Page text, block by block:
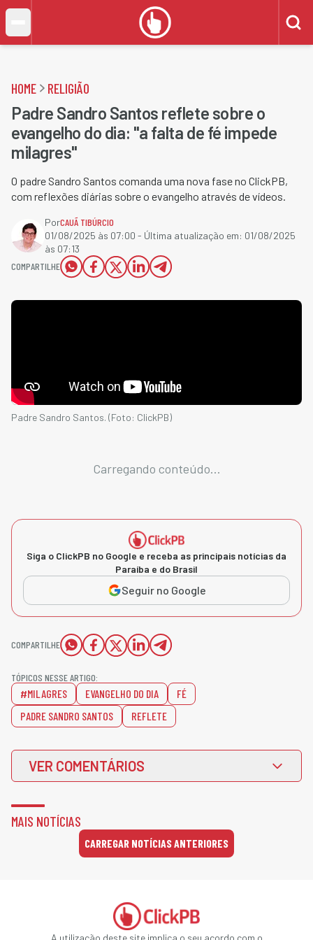
HOME RELIGIÃO
Padre Sandro Santos reflete sobre o
evangelho do dia: "a falta de fé impede
milagres"
O padre Sandro Santos comanda uma nova fase no ClickPB,
com reflexões diárias sobre o evangelho através de vídeos.
PorCAUÃ TIBÚRCIO
01/08/2025 às 07:00 - Última atualização em: 01/08/2025
às 07:13
COMPARTILHE
Padre Sandro Santos. (Foto: ClickPB)
Carregando conteúdo...
Siga o ClickPB no Google e receba as principais notícias da
Paraíba e do Brasil
Seguir no Google
COMPARTILHE
TÓPICOS NESSE ARTIGO:
#MILAGRES EVANGELHO DO DIA
FÉ
PADRE SANDRO SANTOS
REFLETE
VER COMENTÁRIOS
MAIS NOTÍCIAS
CARREGAR NOTÍCIAS ANTERIORES
A utilização deste site implica o seu acordo com o